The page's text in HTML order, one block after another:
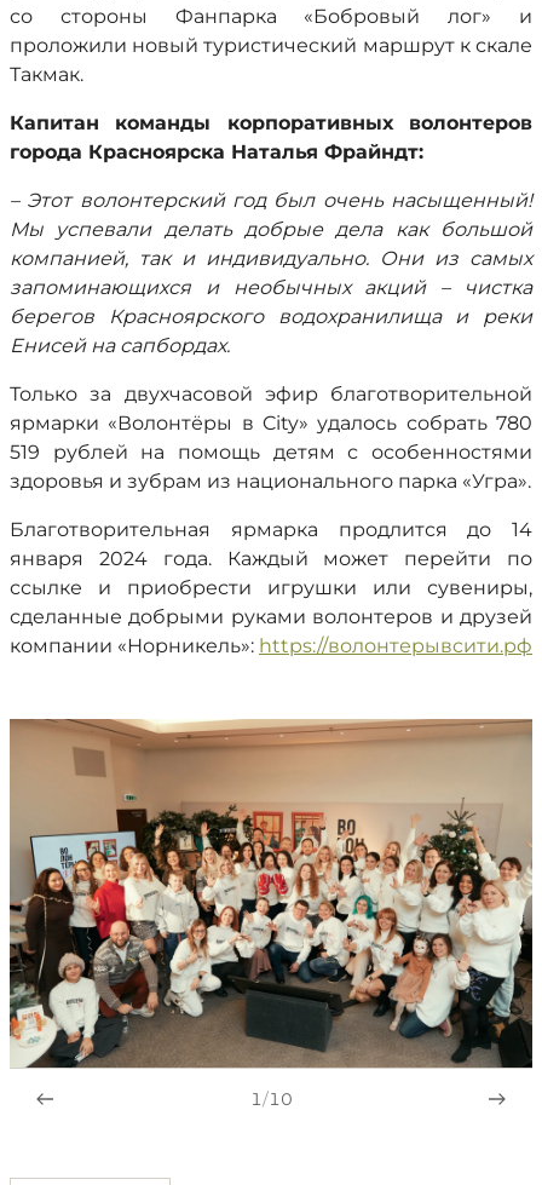
со стороны Фанпарка «Бобровый лог» и
проложили новый туристический маршрут к скале
Такмак.
Капитан команды корпоративных волонтеров
города Красноярска Наталья Фрайндт:
– Этот волонтерский год был очень насыщенный!
Мы успевали делать добрые дела как большой
компанией, так и индивидуально. Они из самых
запоминающихся и необычных акций – чистка
берегов Красноярского водохранилища и реки
Енисей на сапбордах.
Только за двухчасовой эфир благотворительной
ярмарки «Волонтёры в City» удалось собрать 780
519 рублей на помощь детям с особенностями
здоровья и зубрам из национального парка «Угра».
Благотворительная ярмарка продлится до 14
января 2024 года. Каждый может перейти по
ссылке и приобрести игрушки или сувениры,
сделанные добрыми руками волонтеров и друзей
компании «Норникель»: https://волонтерывсити.рф
1/10